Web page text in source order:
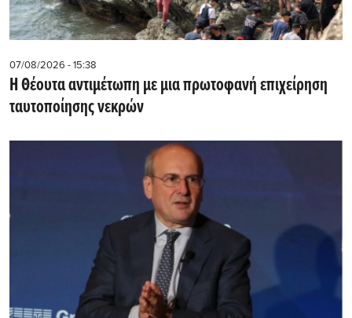
07/08/2026 - 15:38
Η Θέουτα αντιμέτωπη με μια πρωτοφανή επιχείρηση
ταυτοποίησης νεκρών